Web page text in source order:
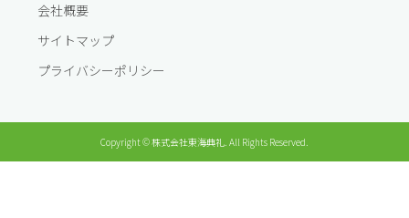
会社概要
サイトマップ
プライバシーポリシー
Copyright © 株式会社東海典礼. All Rights Reserved.